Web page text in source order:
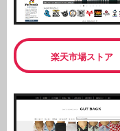
楽天市場ストア